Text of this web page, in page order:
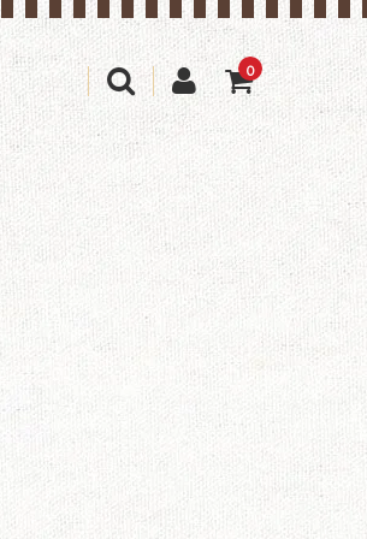
0
(カゴの商品数:0種類、合計数:0)